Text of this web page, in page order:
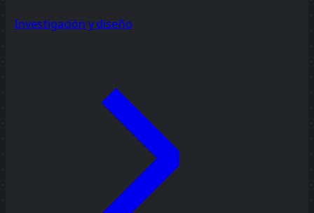
Investigación y diseño